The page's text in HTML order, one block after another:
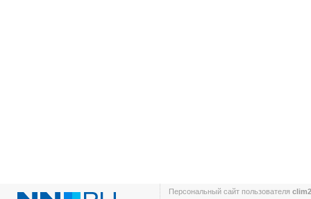
Персональный сайт пользователя